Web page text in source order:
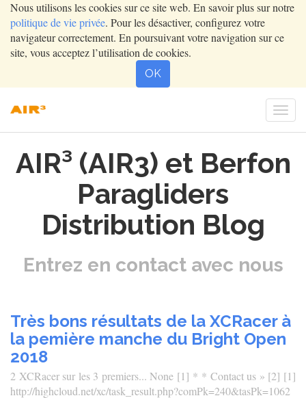
Nous utilisons les cookies sur ce site web. En savoir plus sur notre
politique de vie privée. Pour les désactiver, configurez votre
navigateur correctement. En poursuivant votre navigation sur ce
site, vous acceptez l’utilisation de cookies.
OK
AIR³ (AIR3) et Berfon
Paragliders
Distribution Blog
Entrez en contact avec nous
Très bons résultats de la XCRacer à
la pemière manche du Bright Open
2018
2 XCRacer sur les 3 premiers... None [1] * * Contact us » [2] [1]
http://highcloud.net/xc/task_result.php?comPk=240&tasPk=1062